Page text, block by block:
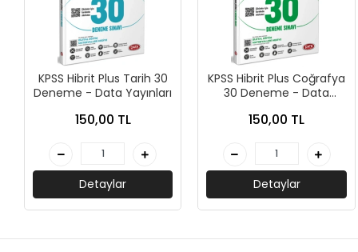
KPSS Hibrit Plus Tarih 30
Deneme - Data Yayınları
150,00 TL
Detaylar
KPSS Hibrit Plus Coğrafya
30 Deneme - Data
150,00 TL
Detaylar